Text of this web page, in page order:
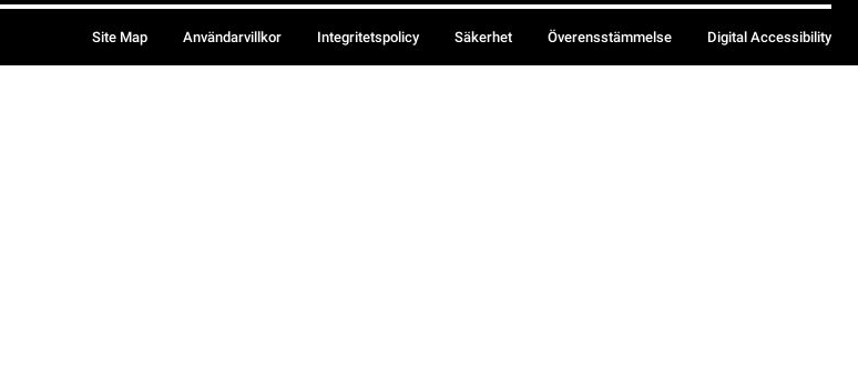
Site Map Användarvillkor Integritetspolicy Säkerhet Överensstämmelse Digital Accessibility